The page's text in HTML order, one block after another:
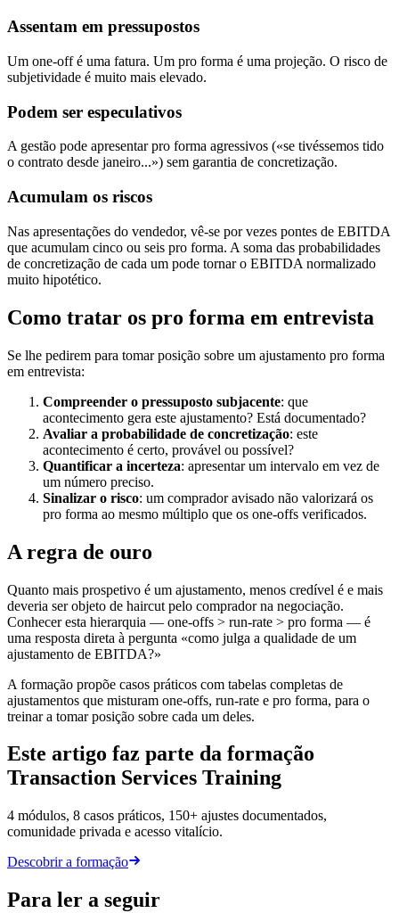
Assentam em pressupostos
Um one-off é uma fatura. Um pro forma é uma projeção. O risco de
subjetividade é muito mais elevado.
Podem ser especulativos
A gestão pode apresentar pro forma agressivos («se tivéssemos tido
o contrato desde janeiro...») sem garantia de concretização.
Acumulam os riscos
Nas apresentações do vendedor, vê-se por vezes pontes de EBITDA
que acumulam cinco ou seis pro forma. A soma das probabilidades
de concretização de cada um pode tornar o EBITDA normalizado
muito hipotético.
Como tratar os pro forma em entrevista
Se lhe pedirem para tomar posição sobre um ajustamento pro forma
em entrevista:
Compreender o pressuposto subjacente: que
acontecimento gera este ajustamento? Está documentado?
Avaliar a probabilidade de concretização: este
acontecimento é certo, provável ou possível?
Quantificar a incerteza: apresentar um intervalo em vez de
um número preciso.
Sinalizar o risco: um comprador avisado não valorizará os
pro forma ao mesmo múltiplo que os one-offs verificados.
A regra de ouro
Quanto mais prospetivo é um ajustamento, menos credível é e mais
deveria ser objeto de haircut pelo comprador na negociação.
Conhecer esta hierarquia — one-offs > run-rate > pro forma — é
uma resposta direta à pergunta «como julga a qualidade de um
ajustamento de EBITDA?»
A formação propõe casos práticos com tabelas completas de
ajustamentos que misturam one-offs, run-rate e pro forma, para o
treinar a tomar posição sobre cada um deles.
Este artigo faz parte da formação
Transaction Services Training
4 módulos, 8 casos práticos, 150+ ajustes documentados,
comunidade privada e acesso vitalício.
Descobrir a formação
Para ler a seguir